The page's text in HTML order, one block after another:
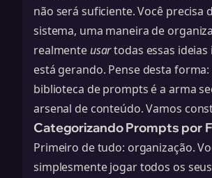
não será suficiente. Você precisa
sistema, uma maneira de
realmente usartodas essas ideias
está gerando. Pense desta forma:
biblioteca de prompts é a arma
arsenal de conteúdo. Vamos
Categorizando Prompts por
Primeiro de tudo: organização.
simplesmente jogar todos os